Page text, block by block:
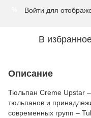
Войти для
В
Описание
Тюльпан Creme Upstar –
тюльпанов и
современных групп –